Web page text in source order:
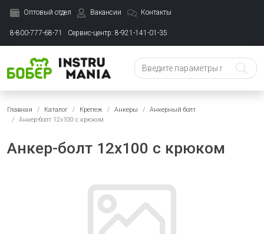
Оптовый отдел Вакансии Контакты
8-800-777-68-71 Сервис-центр: 8-921-141-01-35
Главная Каталог Крепеж Анкеры
Анкерный болт
Анкер-болт 12х100 с крюком
Анкер-болт 12х100 с крюком